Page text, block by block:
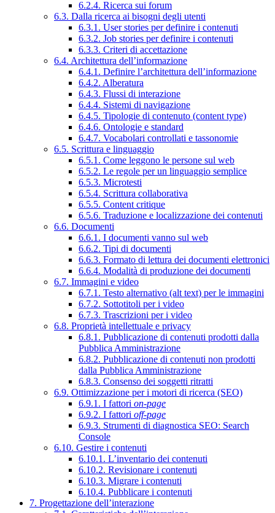
6.2.4. Ricerca sui forum
6.3. Dalla ricerca ai bisogni degli utenti
6.3.1. User stories per definire i contenuti
6.3.2. Job stories per definire i contenuti
6.3.3. Criteri di accettazione
6.4. Architettura dell’informazione
6.4.1. Definire l’architettura dell’informazione
6.4.2. Alberatura
6.4.3. Flussi di interazione
6.4.4. Sistemi di navigazione
6.4.5. Tipologie di contenuto (content type)
6.4.6. Ontologie e standard
6.4.7. Vocabolari controllati e tassonomie
6.5. Scrittura e linguaggio
6.5.1. Come leggono le persone sul web
6.5.2. Le regole per un linguaggio semplice
6.5.3. Microtesti
6.5.4. Scrittura collaborativa
6.5.5. Content critique
6.5.6. Traduzione e localizzazione dei contenuti
6.6. Documenti
6.6.1. I documenti vanno sul web
6.6.2. Tipi di documenti
6.6.3. Formato di lettura dei documenti elettronici
6.6.4. Modalità di produzione dei documenti
6.7. Immagini e video
6.7.1. Testo alternativo (alt text) per le immagini
6.7.2. Sottotitoli per i video
6.7.3. Trascrizioni per i video
6.8. Proprietà intellettuale e privacy
6.8.1. Pubblicazione di contenuti prodotti dalla
Pubblica Amministrazione
6.8.2. Pubblicazione di contenuti non prodotti
dalla Pubblica Amministrazione
6.8.3. Consenso dei soggetti ritratti
6.9. Ottimizzazione per i motori di ricerca (SEO)
6.9.1. I fattori on-page
6.9.2. I fattori off-page
6.9.3. Strumenti di diagnostica SEO: Search
Console
6.10. Gestire i contenuti
6.10.1. L’inventario dei contenuti
6.10.2. Revisionare i contenuti
6.10.3. Migrare i contenuti
6.10.4. Pubblicare i contenuti
7. Progettazione dell’interazione